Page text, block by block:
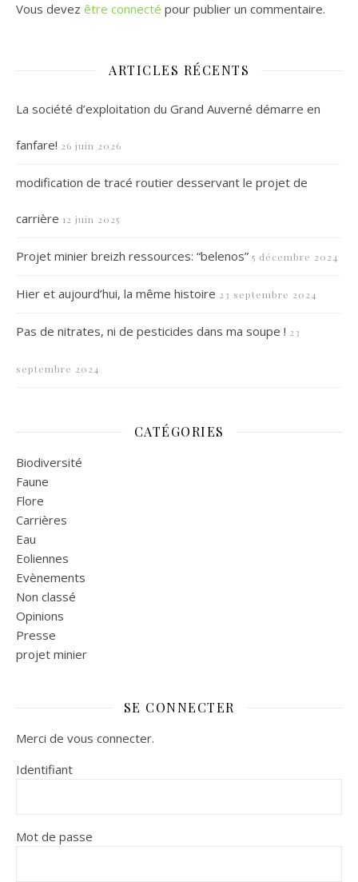
Vous devez être connecté pour publier un commentaire.
ARTICLES RÉCENTS
La société d’exploitation du Grand Auverné démarre en
fanfare! 26 juin 2026
modification de tracé routier desservant le projet de
carrière 12 juin 2025
Projet minier breizh ressources: “belenos” 5 décembre 2024
Hier et aujourd’hui, la même histoire 23 septembre 2024
Pas de nitrates, ni de pesticides dans ma soupe ! 23
septembre 2024
CATÉGORIES
Biodiversité
Faune
Flore
Carrières
Eau
Eoliennes
Evènements
Non classé
Opinions
Presse
projet minier
SE CONNECTER
Merci de vous connecter.
Identifiant
Mot de passe